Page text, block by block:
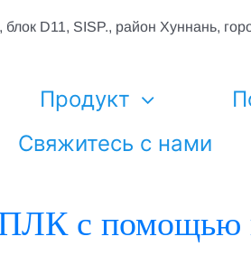
блок D11, SISP., район Хуннань,
Продукт
Свяжитесь с нами
с помощью